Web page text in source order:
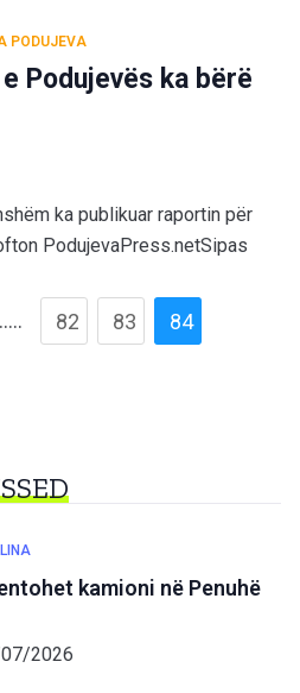
PODUJEVA
Podujevës ka bërë
ka publikuar raportin për
PodujevaPress.netSipas
82 83 84
kamioni në Penuhë
2026